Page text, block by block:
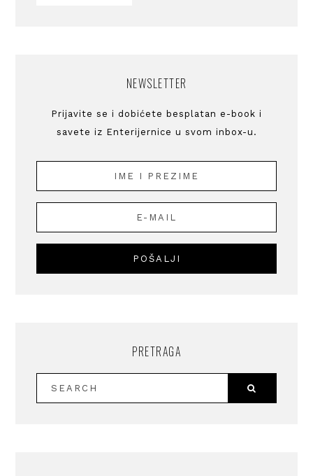
NEWSLETTER
Prijavite se i dobićete besplatan e-book i
savete iz Enterijernice u svom inbox-u.
PRETRAGA